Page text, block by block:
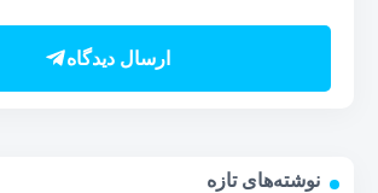
ارسال دیدگاه
نوشته‌های تازه